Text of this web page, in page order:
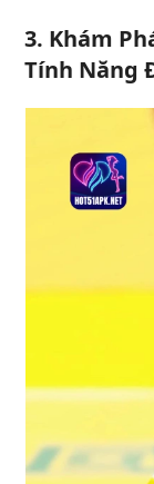
3. Khám
Tính Năng